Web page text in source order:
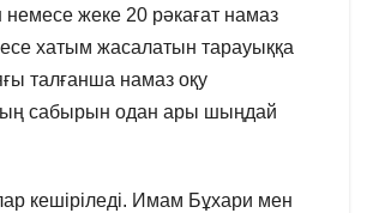
немесе жеке 20 рәкағат намаз
хатым жасалатын тарауыққа
талғанша намаз оқу
сабырын одан ары шыңдай
кешіріледі. Имам Бұхари мен